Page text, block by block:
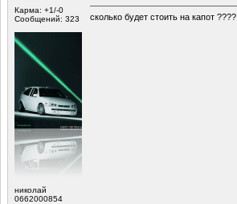
Карма: +1/-0
Сообщений: 323
николай
0662000854
сколько будет стоить на капот ????